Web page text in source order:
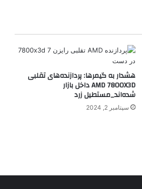
هشدار به گیمرها: پردازنده‌های تقلبی
AMD 7800X3D داخل بازار
شده‌اند_مستطیل زرد
سپتامبر 2, 2024